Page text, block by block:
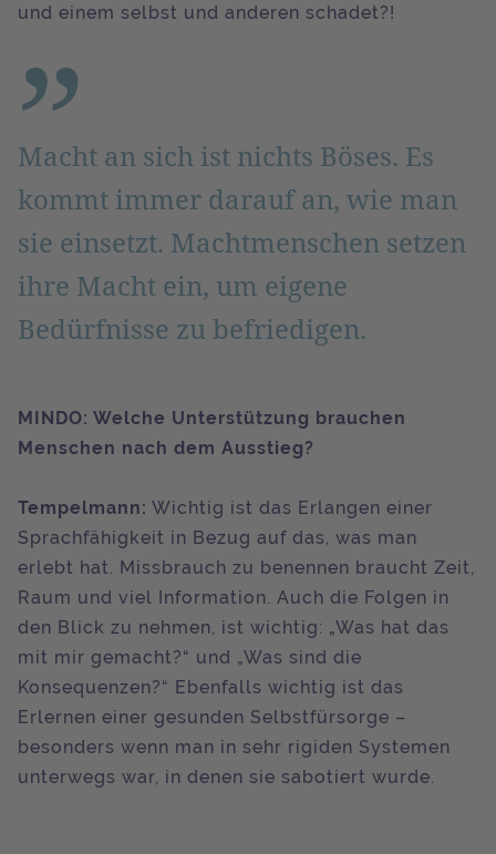
und einem selbst und anderen schadet?!
Macht an sich ist nichts Böses. Es
kommt immer darauf an, wie man
sie einsetzt. Machtmenschen setzen
ihre Macht ein, um eigene
Bedürfnisse zu befriedigen.
MINDO: Welche Unterstützung brauchen
Menschen nach dem Ausstieg?
Tempelmann: Wichtig ist das Erlangen einer
Sprachfähigkeit in Bezug auf das, was man
erlebt hat. Missbrauch zu benennen braucht Zeit,
Raum und viel Information. Auch die Folgen in
den Blick zu nehmen, ist wichtig: „Was hat das
mit mir gemacht?“ und „Was sind die
Konsequenzen?“ Ebenfalls wichtig ist das
Erlernen einer gesunden Selbstfürsorge –
besonders wenn man in sehr rigiden Systemen
unterwegs war, in denen sie sabotiert wurde.